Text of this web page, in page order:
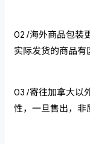
02 /海外商品包装
实际发货的商品有
03 /寄往加拿大以
性，一旦售出，非